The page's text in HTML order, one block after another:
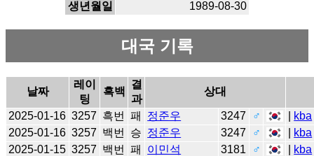
생년월일
1989-08-30
대국 기록
날짜
레이
팅
흑백
결
과
상대
2025-01-16 3257 흑번 패 정준우 3247 ♂ kba
2025-01-16 3257 백번 승 정준우 3247 ♂ kba
2025-01-15 3257 백번 패 이민석 3181 ♂ kba